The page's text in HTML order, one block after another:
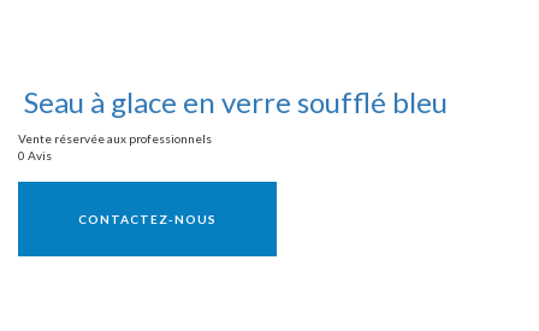
Seau à glace en verre soufflé bleu
Vente réservée aux professionnels
0 Avis
CONTACTEZ-NOUS